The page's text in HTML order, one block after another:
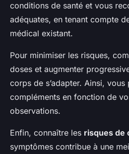
conditions de santé et vous
adéquates, en tenant compte
médical existant.
Pour minimiser les risques,
doses et augmenter
corps de s’adapter. Ainsi,
compléments en fonction de
observations.
Enfin, connaître les risques de
symptômes contribue à une